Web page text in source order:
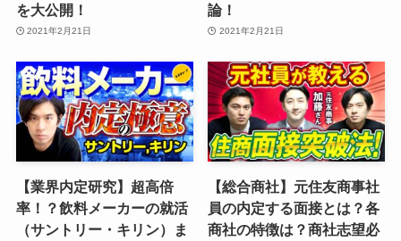
を大公開！
2021年2月21日
論！
2021年2月21日
【業界内定研究】超高倍
率！？飲料メーカーの就活
（サントリー・キリン）ま
【総合商社】元住友商事社
員の内定する面接とは？各
商社の特徴は？商社志望必